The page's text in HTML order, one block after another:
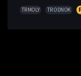
TR MOLY TR ODNOK